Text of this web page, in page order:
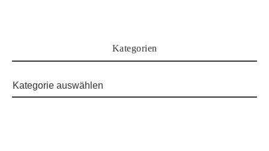
Kategorien